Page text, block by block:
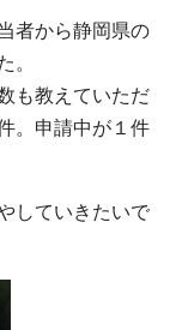
者から静岡県の
。
も教えていただ
。申請中が１件
していきたいで